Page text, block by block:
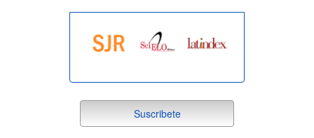
suscribete
Suscribete